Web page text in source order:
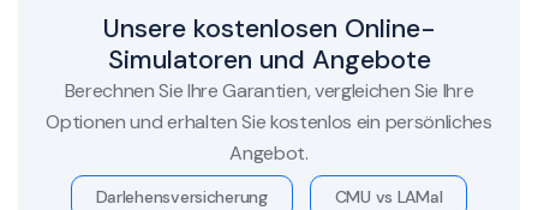
Unsere kostenlosen Online-
Simulatoren und Angebote
Berechnen Sie Ihre Garantien, vergleichen Sie Ihre
Optionen und erhalten Sie kostenlos ein persönliches
Angebot.
Darlehensversicherung CMU vs LAMal